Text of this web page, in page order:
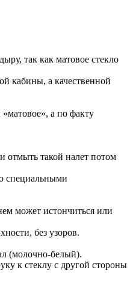
так как матовое стекло
кабины, а качественной
а по факту
отмыть такой налет потом
специальными
может истончиться или
без узоров.
(молочно-белый).
к стеклу с другой стороны